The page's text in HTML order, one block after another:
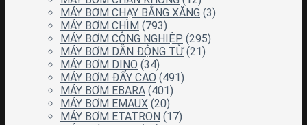
MÁY BƠM CHẠY BẰNG XĂNG (3)
MÁY BƠM CHÌM (793)
MÁY BƠM CÔNG NGHIỆP (295)
MÁY BƠM DẪN ĐỘNG TỪ (21)
MÁY BƠM DINO (34)
MÁY BƠM ĐẨY CAO (491)
MÁY BƠM EBARA (401)
MÁY BƠM EMAUX (20)
MÁY BƠM ETATRON (17)